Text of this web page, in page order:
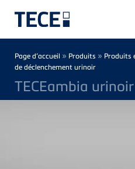
Breadcrumb
Page d’accueil » Produits » Produits
de déclenchement urinoir
TECEambia urinoir